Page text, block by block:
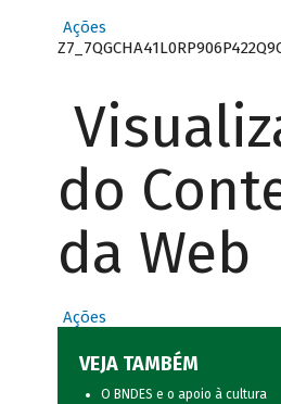
Ações
do
da Web
Ações
VEJA TAMBÉM
O BNDES e o apoio à cultura